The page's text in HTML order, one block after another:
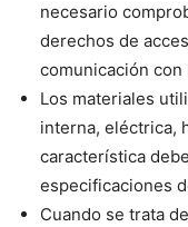
necesario
derechos de
comunicación
Los materiales
interna, eléctrica,
característica
especificaciones
Cuando se trata